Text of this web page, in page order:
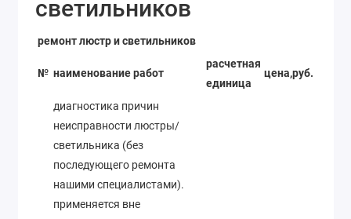
светильников
ремонт люстр и светильников
№ наименование работ
расчетная
единица
цена,руб.
диагностика причин
неисправности люстры/
светильника (без
последующего ремонта
нашими специалистами).
применяется вне